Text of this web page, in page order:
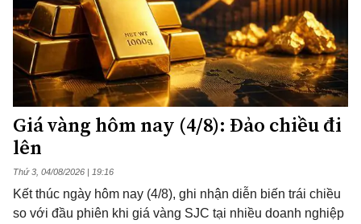
Giá vàng hôm nay (4/8): Đảo chiều đi
lên
Thứ 3, 04/08/2026 | 19:16
Kết thúc ngày hôm nay (4/8), ghi nhận diễn biến trái chiều
so với đầu phiên khi giá vàng SJC tại nhiều doanh nghiệp